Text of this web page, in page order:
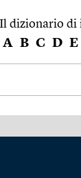
Il dizionario di
A B C D E